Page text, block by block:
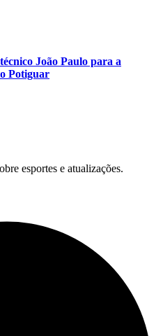
João Paulo para a
Potiguar
esportes e atualizações.